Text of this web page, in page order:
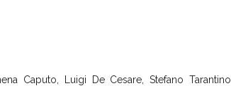
Caputo, Luigi De Cesare, Stefano Tarantino,